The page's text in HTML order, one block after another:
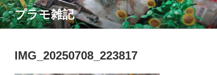
コ
ン
テ
プラモ雑記
IMG_20250708_223817